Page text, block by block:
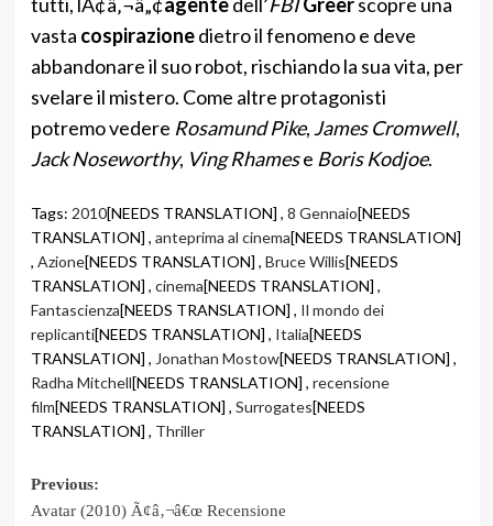
vasta cospirazionedietro il fenomeno e deve
abbandonare il suo robot, rischiando la sua vita, per
svelare il mistero. Come altre protagonisti
potremo vedere Rosamund Pike, James Cromwell,
Jack Noseworthy, Ving Rhamese Boris Kodjoe.
Tags: 2010[NEEDS TRANSLATION] , 8 Gennaio[NEEDS
TRANSLATION] , anteprima al cinema[NEEDS TRANSLATION]
, Azione[NEEDS TRANSLATION] , Bruce Willis[NEEDS
TRANSLATION] , cinema[NEEDS TRANSLATION] ,
Fantascienza[NEEDS TRANSLATION] , Il mondo dei
replicanti[NEEDS TRANSLATION] , Italia[NEEDS
TRANSLATION] , Jonathan Mostow[NEEDS TRANSLATION] ,
Radha Mitchell[NEEDS TRANSLATION] , recensione
film[NEEDS TRANSLATION] , Surrogates[NEEDS
TRANSLATION] , Thriller
Post
Previous:
Avatar (2010) Ã¢â‚¬â€œ Recensione